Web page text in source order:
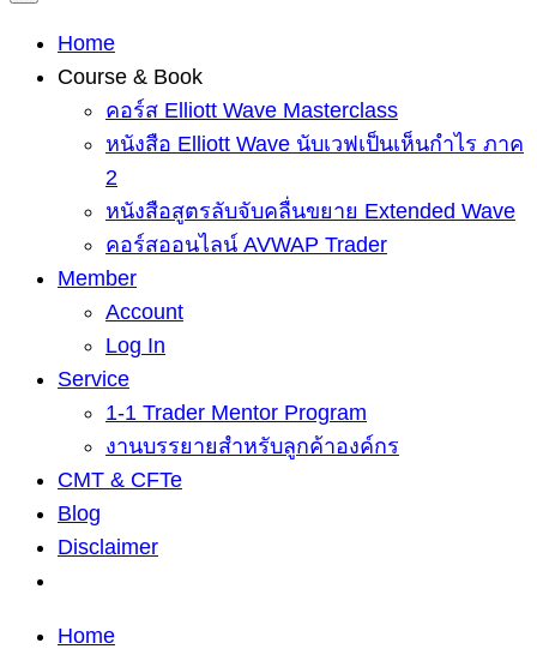
Home
Course & Book
คอร์ส Elliott Wave Masterclass
หนังสือ Elliott Wave นับเวฟเป็นเห็นกำไร ภาค
2
หนังสือสูตรลับจับคลื่นขยาย Extended Wave
คอร์สออนไลน์ AVWAP Trader
Member
Account
Log In
Service
1-1 Trader Mentor Program
งานบรรยายสำหรับลูกค้าองค์กร
CMT & CFTe
Blog
Disclaimer
Home